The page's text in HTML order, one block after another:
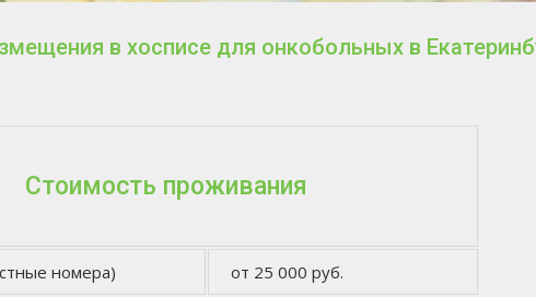
в хосписе для онкобольных в
Стоимость проживания
номера) от 25 000 руб.